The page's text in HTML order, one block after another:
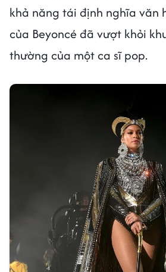
khả năng tái định nghĩa văn
của Beyoncé đã vượt khỏi
thường của một ca sĩ pop.